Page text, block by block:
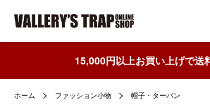
15,000円以上お買い上げで送
ホーム ファッション小物 帽子・ターバン